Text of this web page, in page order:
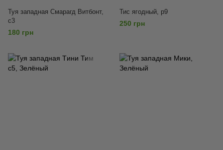
Туя западная Смарагд Витбонт,
с3
180 грн
Тис ягодный, р9
250 грн